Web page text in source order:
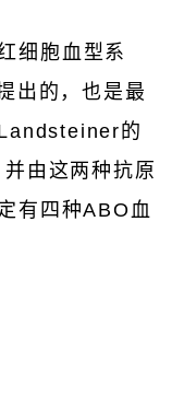
细胞血型系
出的，也是最
的
由这两种抗原
有四种ABO血